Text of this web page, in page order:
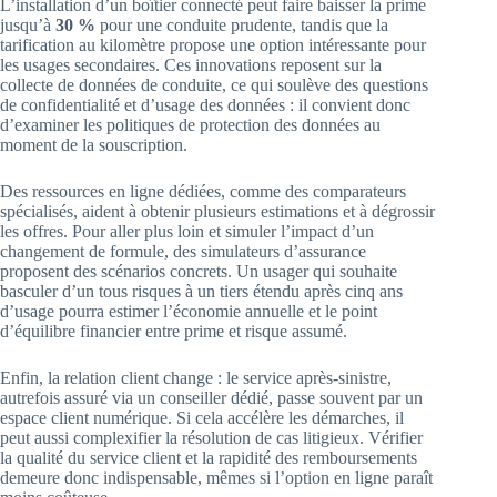
L’installation d’un boîtier connecté peut faire baisser la prime
jusqu’à 30 % pour une conduite prudente, tandis que la
tarification au kilomètre propose une option intéressante pour
les usages secondaires. Ces innovations reposent sur la
collecte de données de conduite, ce qui soulève des questions
de confidentialité et d’usage des données : il convient donc
d’examiner les politiques de protection des données au
moment de la souscription.
Des ressources en ligne dédiées, comme des comparateurs
spécialisés, aident à obtenir plusieurs estimations et à dégrossir
les offres. Pour aller plus loin et simuler l’impact d’un
changement de formule, des simulateurs d’assurance
proposent des scénarios concrets. Un usager qui souhaite
basculer d’un tous risques à un tiers étendu après cinq ans
d’usage pourra estimer l’économie annuelle et le point
d’équilibre financier entre prime et risque assumé.
Enfin, la relation client change : le service après-sinistre,
autrefois assuré via un conseiller dédié, passe souvent par un
espace client numérique. Si cela accélère les démarches, il
peut aussi complexifier la résolution de cas litigieux. Vérifier
la qualité du service client et la rapidité des remboursements
demeure donc indispensable, mêmes si l’option en ligne paraît